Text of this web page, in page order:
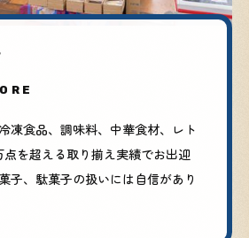
凍食品、調味料、中華食材、レト
を超える取り揃え実績でお出迎
子、駄菓子の扱いには自信があり